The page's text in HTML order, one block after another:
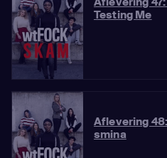
Testing Me
Aflevering
smina